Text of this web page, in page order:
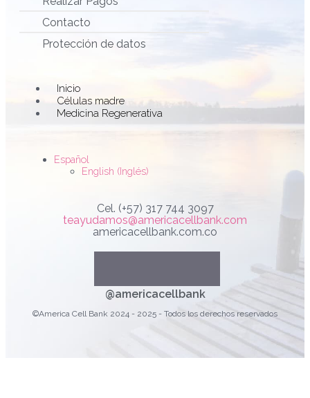
Contacto
Protección de datos
Menu
Inicio
Células madre
Medicina Regenerativa
Español
English (Inglés)
Cel. (+57) 317 744 3097
teayudamos@americacellbank.com
americacellbank.com.co
Youtube
@americacellbank
©America Cell Bank 2024 - 2025 - Todos los derechos reservados